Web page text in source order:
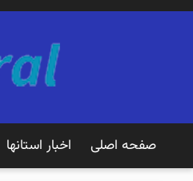
صفحه اصلی اخبار استانها